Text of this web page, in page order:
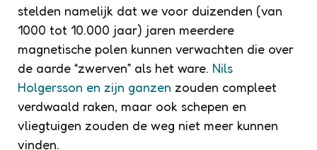
stelden namelijk dat we voor duizenden (van
1000 tot 10.000 jaar) jaren meerdere
magnetische polen kunnen verwachten die over
de aarde “zwerven” als het ware. Nils
Holgersson en zijn ganzen zouden compleet
verdwaald raken, maar ook schepen en
vliegtuigen zouden de weg niet meer kunnen
vinden.